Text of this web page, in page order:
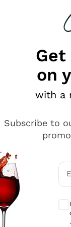
looking for
Get
on
with a
Subscribe to
.